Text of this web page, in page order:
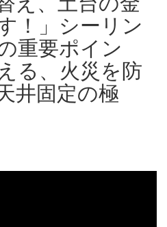
！」シーリン
重要ポイン
る、火災を防
井固定の極